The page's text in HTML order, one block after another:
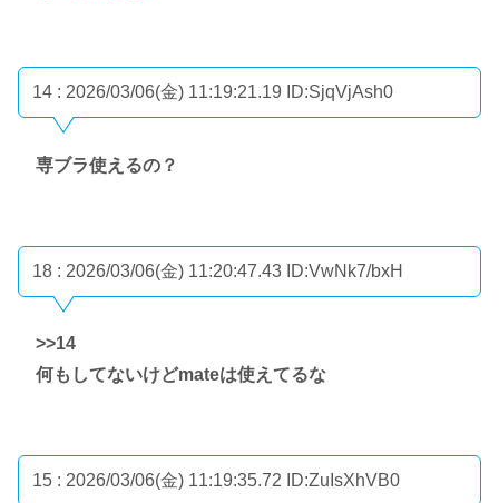
14 : 2026/03/06(金) 11:19:21.19 ID:SjqVjAsh0
専ブラ使えるの？
18 : 2026/03/06(金) 11:20:47.43 ID:VwNk7/bxH
>>14
何もしてないけどmateは使えてるな
15 : 2026/03/06(金) 11:19:35.72 ID:ZuIsXhVB0